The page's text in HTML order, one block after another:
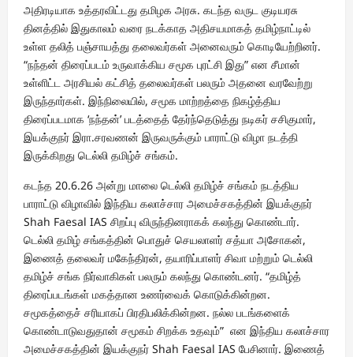
அதிரடியாக உத்தரவிட்டது தமிழக அரசு. கடந்த வருட குடியரசு
தினத்தில் இதுகாலம் வரை நடக்காத அதிசயமாகத் தமிழ்நாட்டில்
உள்ள தலித் பஞ்சாயத்து தலைவர்கள் அனைவரும் கொடியேற்றினர்.
“நந்தன் திரைப்படம் உருவாக்கிய சமூக புரட்சி இது” என சீமான்
உள்ளிட்ட அரசியல் கட்சித் தலைவர்கள் பலரும் அதனை வரவேற்று
இருந்தார்கள். இந்நிலையில், சமூக மாற்றத்தை நிகழ்த்திய
திரைப்படமாக ‘நந்தன்’ படத்தைத் தேர்ந்தெடுத்து நடிகர் சசிகுமார்,
இயக்குநர் இரா.சரவணன் இருவருக்கும் பாராட்டு விழா நடத்தி
இருக்கிறது டெல்லி தமிழ்ச் சங்கம்.
கடந்த 20.6.26 அன்று மாலை டெல்லி தமிழ்ச் சங்கம் நடத்திய
பாராட்டு விழாவில் இந்திய கலாச்சார அமைச்சகத்தின் இயக்குநர்
Shah Faesal IAS சிறப்பு விருந்தினராகக் கலந்து கொண்டார்.
டெல்லி தமிழ் சங்கத்தின் பொதுச் செயலாளர் சத்யா அசோகன்,
இணைத் தலைவர் மகேந்திரன், தயாரிப்பாளர் சிவா மற்றும் டெல்லி
தமிழ்ச் சங்க நிர்வாகிகள் பலரும் கலந்து கொண்டனர். “தமிழ்த்
திரைப்படங்கள் மகத்தான உணர்வைக் கொடுக்கின்றன.
சமூகத்தைச் சரியாகப் பிரதிபலிக்கின்றன. நல்ல படங்களைக்
கொண்டாடுவதுதான் சமூகம் சிறக்க உதவும்” என இந்திய கலாச்சார
அமைச்சகத்தின் இயக்குநர் Shah Faesal IAS பேசினார். இணைத்